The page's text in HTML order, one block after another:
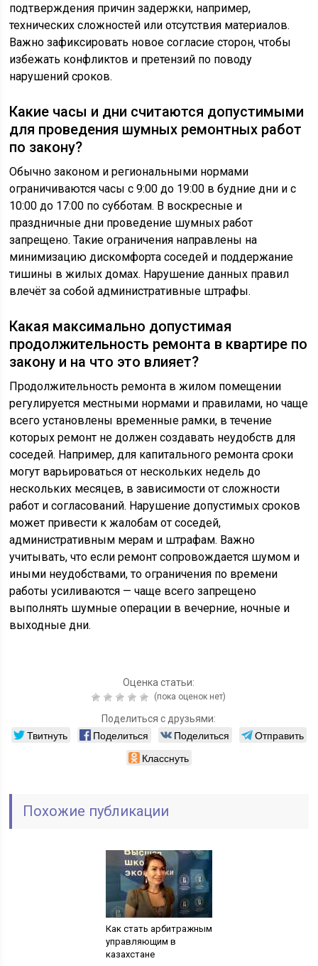
подтверждения причин задержки, например,
технических сложностей или отсутствия материалов.
Важно зафиксировать новое согласие сторон, чтобы
избежать конфликтов и претензий по поводу
нарушений сроков.
Какие часы и дни считаются допустимыми
для проведения шумных ремонтных работ
по закону?
Обычно законом и региональными нормами
ограничиваются часы с 9:00 до 19:00 в будние дни и с
10:00 до 17:00 по субботам. В воскресные и
праздничные дни проведение шумных работ
запрещено. Такие ограничения направлены на
минимизацию дискомфорта соседей и поддержание
тишины в жилых домах. Нарушение данных правил
влечёт за собой административные штрафы.
Какая максимально допустимая
продолжительность ремонта в квартире по
закону и на что это влияет?
Продолжительность ремонта в жилом помещении
регулируется местными нормами и правилами, но чаще
всего установлены временные рамки, в течение
которых ремонт не должен создавать неудобств для
соседей. Например, для капитального ремонта сроки
могут варьироваться от нескольких недель до
нескольких месяцев, в зависимости от сложности
работ и согласований. Нарушение допустимых сроков
может привести к жалобам от соседей,
административным мерам и штрафам. Важно
учитывать, что если ремонт сопровождается шумом и
иными неудобствами, то ограничения по времени
работы усиливаются — чаще всего запрещено
выполнять шумные операции в вечерние, ночные и
выходные дни.
Оценка статьи:
(пока оценок нет)
Поделиться с друзьями:
Твитнуть Поделиться Поделиться
Отправить
Класснуть
Похожие публикации
Как стать арбитражным
управляющим в
казахстане